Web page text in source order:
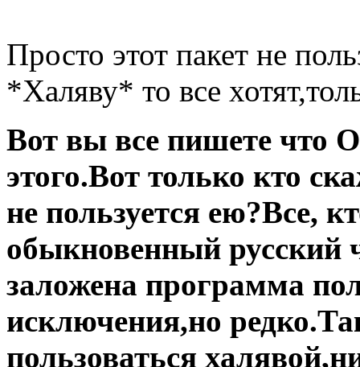
Просто этот пакет не
*Халяву* то все
Вот вы все пишете что
этого.Вот только кто
не пользуется ею?Все,
обыкновенный русский
заложена программа
исключения,но
пользоваться